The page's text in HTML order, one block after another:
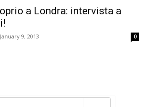
a Londra: intervista a
January 9, 2013 0